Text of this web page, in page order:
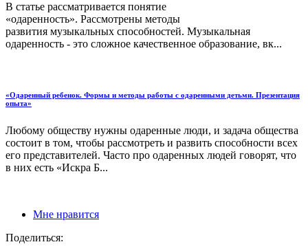
В статье рассматривается понятие
«одаренность». Рассмотрены методы
развития музыкальных способностей. Музыкальная
одаренность - это сложное качественное образование, вк...
«Одаренный ребенок. Формы и методы работы с одаренными детьми. Презентация
опыта»
Любому обществу нужны одаренные люди, и задача общества
состоит в том, чтобы рассмотреть и развить способности всех
его представителей. Часто про одаренных людей говорят, что
в них есть «Искра Б...
Мне нравится
Поделиться: